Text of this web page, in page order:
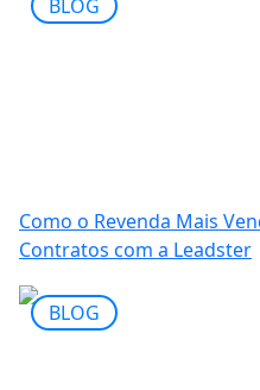
BLOG
Como o Revenda Mais
Contratos com a Leadster
BLOG